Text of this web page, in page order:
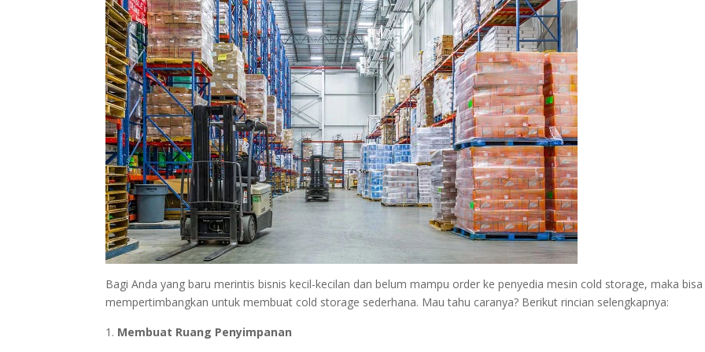
Bagi Anda yang baru merintis bisnis kecil-kecilan dan belum mampu order ke penyedia mesin cold storage, maka bisa
mempertimbangkan untuk membuat cold storage sederhana. Mau tahu caranya? Berikut rincian selengkapnya:
Membuat Ruang Penyimpanan